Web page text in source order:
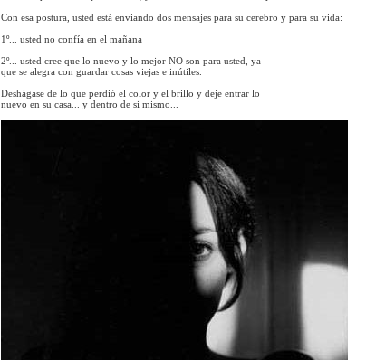
Con esa postura, usted está enviando dos mensajes para su cerebro y para su vida:
1º... usted no confía en el mañana
2º... usted cree que lo nuevo y lo mejor NO son para usted, ya
que se alegra con guardar cosas viejas e inútiles.
Deshágase de lo que perdió el color y el brillo y deje entrar lo
nuevo en su casa... y dentro de si mismo...